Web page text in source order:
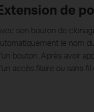
de
son bouton de
le nom
bouton. Après avoir
accès filaire ou sans